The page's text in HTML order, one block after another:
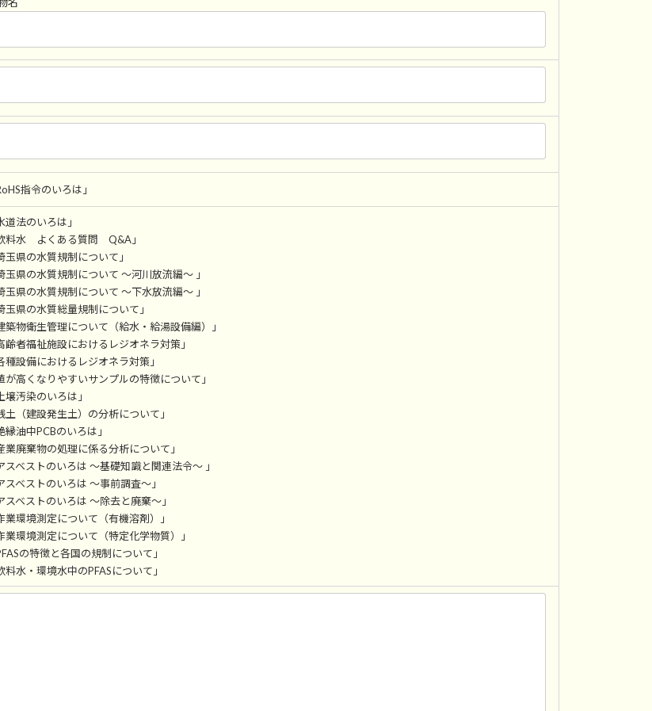
指令のいろは」
道法のいろは」
料水 よくある質問 Q&A」
玉県の水質規制について」
玉県の水質規制について ～河川放流編～ 」
玉県の水質規制について ～下水放流編～ 」
玉県の水質総量規制について」
築物衛生管理について（給水・給湯設備編）」
齢者福祉施設におけるレジオネラ対策」
種設備におけるレジオネラ対策」
が高くなりやすいサンプルの特徴について」
壌汚染のいろは」
土（建設発生土）の分析について」
縁油中PCBのいろは」
業廃棄物の処理に係る分析について」
スベストのいろは ～基礎知識と関連法令～ 」
スベストのいろは ～事前調査～」
スベストのいろは ～除去と廃棄～」
業環境測定について（有機溶剤）」
業環境測定について（特定化学物質）」
の特徴と各国の規制について」
料水・環境水中のPFASについて」